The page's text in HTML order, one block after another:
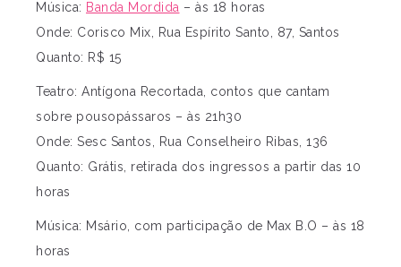
Música: Banda Mordida – às 18 horas
Onde: Corisco Mix, Rua Espírito Santo, 87, Santos
Quanto: R$ 15
Teatro: Antígona Recortada, contos que cantam
sobre pousopássaros – às 21h30
Onde: Sesc Santos, Rua Conselheiro Ribas, 136
Quanto: Grátis, retirada dos ingressos a partir das 10
horas
Música: Msário, com participação de Max B.O – às 18
horas